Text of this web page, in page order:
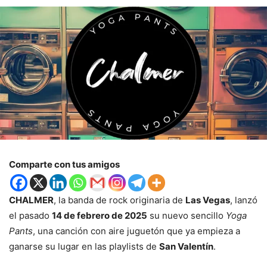
Comparte con tus amigos
CHALMER, la banda de rock originaria de Las Vegas, lanzó
el pasado 14 de febrero de 2025 su nuevo sencillo Yoga
Pants, una canción con aire juguetón que ya empieza a
ganarse su lugar en las playlists de San Valentín.